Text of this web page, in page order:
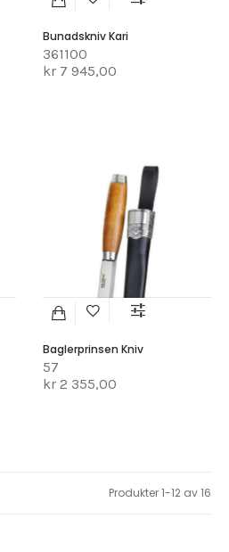
Bunadskniv Kari
361100
kr 7 945,00
Baglerprinsen Kniv
57
kr 2 355,00
Produkter1-12 av16